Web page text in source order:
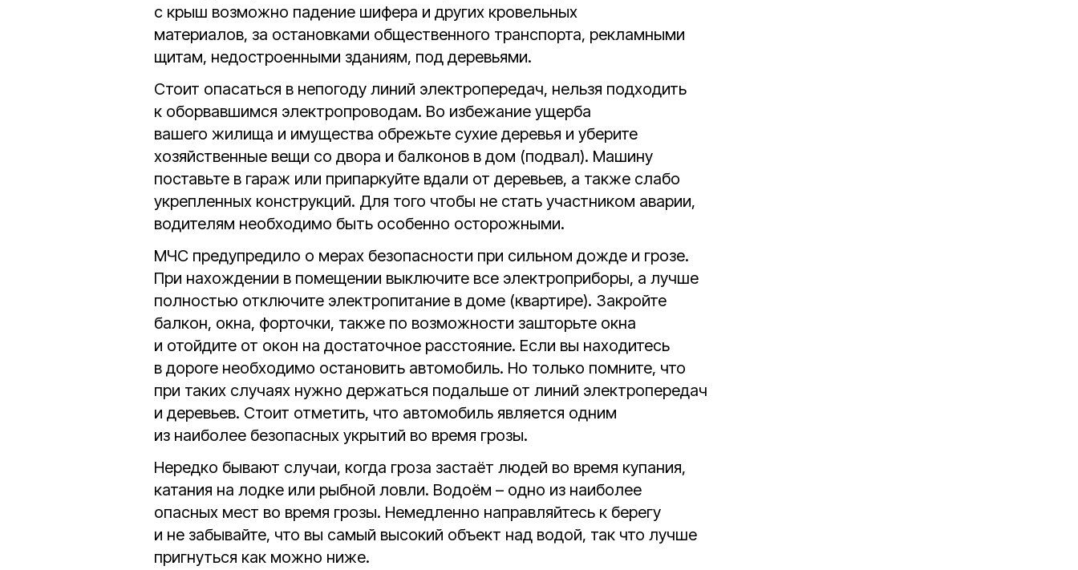
с крыш возможно падение шифера и других кровельных
материалов, за остановками общественного транспорта, рекламными
щитам, недостроенными зданиям, под деревьями.
Стоит опасаться в непогоду линий электропередач, нельзя подходить
к оборвавшимся электропроводам. Во избежание ущерба
вашего жилища и имущества обрежьте сухие деревья и уберите
хозяйственные вещи со двора и балконов в дом (подвал). Машину
поставьте в гараж или припаркуйте вдали от деревьев, а также слабо
укрепленных конструкций. Для того чтобы не стать участником аварии,
водителям необходимо быть особенно осторожными.
МЧС предупредило о мерах безопасности при сильном дожде и грозе.
При нахождении в помещении выключите все электроприборы, а лучше
полностью отключите электропитание в доме (квартире). Закройте
балкон, окна, форточки, также по возможности зашторьте окна
и отойдите от окон на достаточное расстояние. Если вы находитесь
в дороге необходимо остановить автомобиль. Но только помните, что
при таких случаях нужно держаться подальше от линий электропередач
и деревьев. Стоит отметить, что автомобиль является одним
из наиболее безопасных укрытий во время грозы.
Нередко бывают случаи, когда гроза застаёт людей во время купания,
катания на лодке или рыбной ловли. Водоём – одно из наиболее
опасных мест во время грозы. Немедленно направляйтесь к берегу
и не забывайте, что вы самый высокий объект над водой, так что лучше
пригнуться как можно ниже.